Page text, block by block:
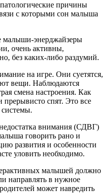
причины
с которыми сон малыша
малыши-энерджайзеры
очень активны,
без каких-либо раздумий.
на игре. Они суетятся,
вещи. Наблюдаются
смена настроения. Как
спят. Это все
внимания (СДВГ)
говорить рано и
развития и особенности
уловить необходимо.
малышей должно
направлять в нужное
может навредить